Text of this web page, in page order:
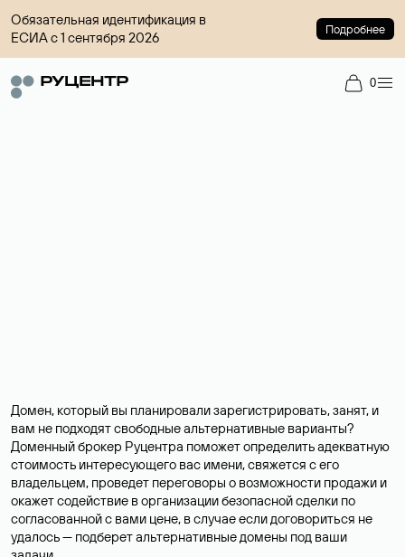
Обязательная идентификация в
ЕСИА с 1 сентября 2026
Подробнее
0
Домен, который вы планировали зарегистрировать, занят, и
вам не подходят свободные альтернативные варианты?
Доменный брокер Руцентра поможет определить адекватную
стоимость интересующего вас имени, свяжется с его
владельцем, проведет переговоры о возможности продажи и
окажет содействие в организации безопасной сделки по
согласованной с вами цене, в случае если договориться не
удалось — подберет альтернативные домены под ваши